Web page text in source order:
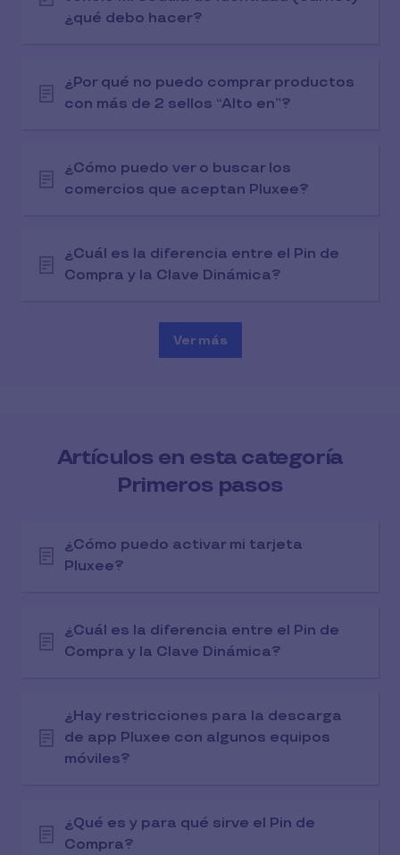
¿qué debo hacer?
¿Por qué no puedo comprar productos
con más de 2 sellos “Alto en”?
¿Cómo puedo ver o buscar los
comercios que aceptan Pluxee?
¿Cuál es la diferencia entre el Pin de
Compra y la Clave Dinámica?
Ver más
Artículos en esta categoría
Primeros pasos
¿Cómo puedo activar mi tarjeta
Pluxee?
¿Cuál es la diferencia entre el Pin de
Compra y la Clave Dinámica?
¿Hay restricciones para la descarga
de app Pluxee con algunos equipos
móviles?
¿Qué es y para qué sirve el Pin de
Compra?